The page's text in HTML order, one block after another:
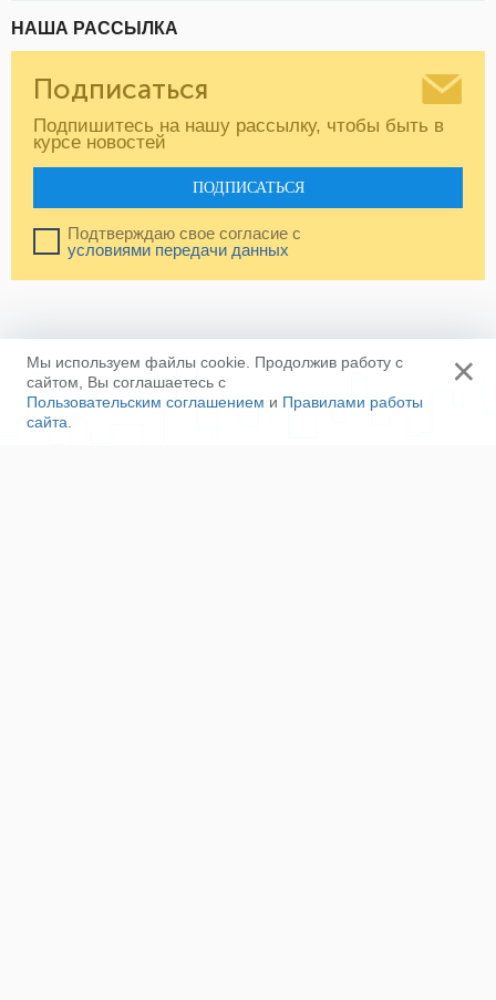
НАША РАССЫЛКА
Подписаться
Подпишитесь на нашу рассылку, чтобы быть в
курсе новостей
ПОДПИСАТЬСЯ
Подтверждаю свое согласие с
условиями передачи данных
Мы используем файлы cookie. Продолжив работу с
сайтом, Вы соглашаетесь с
Пользовательским соглашением и Правилами работы
сайта
×